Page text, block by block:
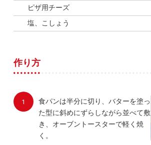
ピザ用チーズ
塩、こしょう
作り方
食パンは半分に切り、バターを塗っ
た型に斜めにずらしながら並べて敷
き、オーブントースターで軽く焼
く。